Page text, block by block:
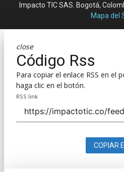
Impacto TIC SAS. Bogotá,
Mapa del
close
Código Rss
Para copiar el enlace RSS en el
haga clic en el botón.
RSS link
COPIAR